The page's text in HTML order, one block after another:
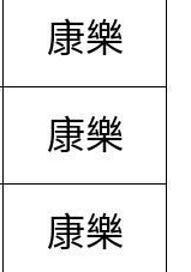
康樂
康樂
康樂